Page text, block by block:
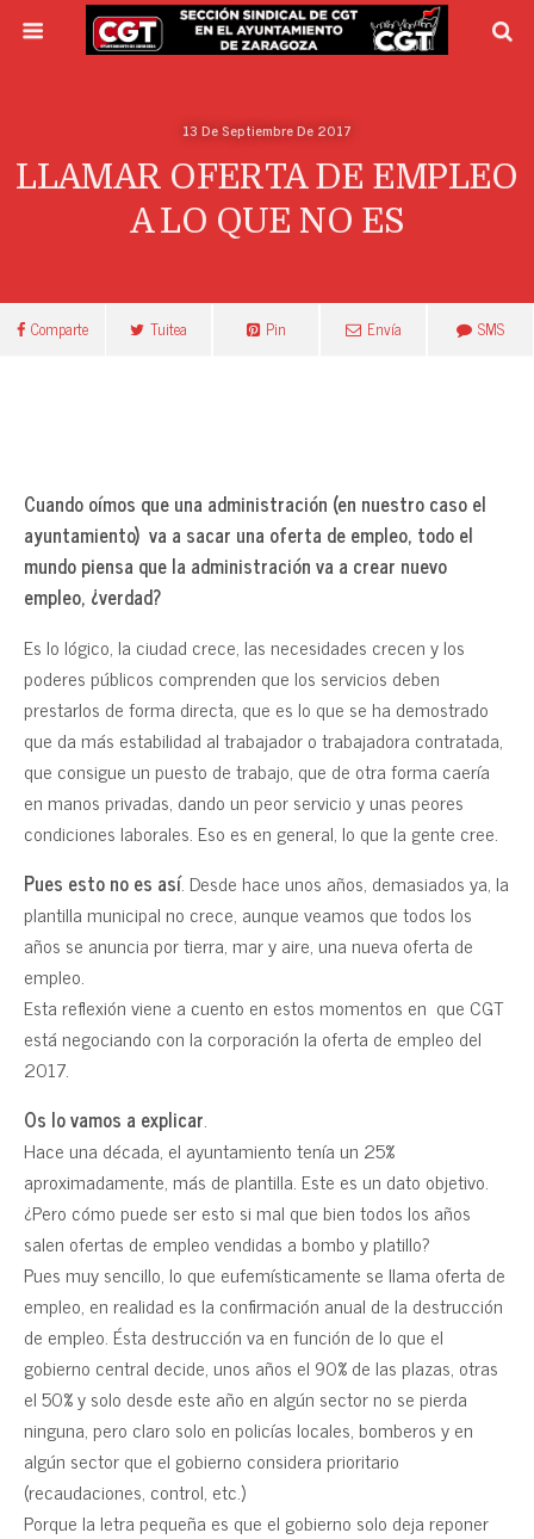
13 De Septiembre De 2017
LLAMAR OFERTA DE EMPLEO
A LO QUE NO ES
Comparte Tuitea Pin Envía SMS
Cuando oímos que una administración (en nuestro caso el
ayuntamiento) va a sacar una oferta de empleo, todo el
mundo piensa que la administración va a crear nuevo
empleo, ¿verdad?
Es lo lógico, la ciudad crece, las necesidades crecen y los
poderes públicos comprenden que los servicios deben
prestarlos de forma directa, que es lo que se ha demostrado
que da más estabilidad al trabajador o trabajadora contratada,
que consigue un puesto de trabajo, que de otra forma caería
en manos privadas, dando un peor servicio y unas peores
condiciones laborales. Eso es en general, lo que la gente cree.
Pues esto no es así. Desde hace unos años, demasiados ya, la
plantilla municipal no crece, aunque veamos que todos los
años se anuncia por tierra, mar y aire, una nueva oferta de
empleo.
Esta reflexión viene a cuento en estos momentos en que CGT
está negociando con la corporación la oferta de empleo del
2017.
Os lo vamos a explicar.
Hace una década, el ayuntamiento tenía un 25%
aproximadamente, más de plantilla. Este es un dato objetivo.
¿Pero cómo puede ser esto si mal que bien todos los años
salen ofertas de empleo vendidas a bombo y platillo?
Pues muy sencillo, lo que eufemísticamente se llama oferta de
empleo, en realidad es la confirmación anual de la destrucción
de empleo. Ésta destrucción va en función de lo que el
gobierno central decide, unos años el 90% de las plazas, otras
el 50% y solo desde este año en algún sector no se pierda
ninguna, pero claro solo en policías locales, bomberos y en
algún sector que el gobierno considera prioritario
(recaudaciones, control, etc.)
Porque la letra pequeña es que el gobierno solo deja reponer